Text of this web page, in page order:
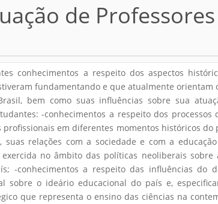
de
conhecimentos a respeito dos aspectos
fundamentando e que atualmente orientam
bem como suas influências sobre sua
-conhecimentos a respeito dos processos
profissionais em diferentes momentos históricos do
relações com a sociedade e com a
no âmbito das políticas neoliberais sobre
-conhecimentos a respeito das influências do
sobre o ideário educacional do país e,
que representa o ensino das ciências na